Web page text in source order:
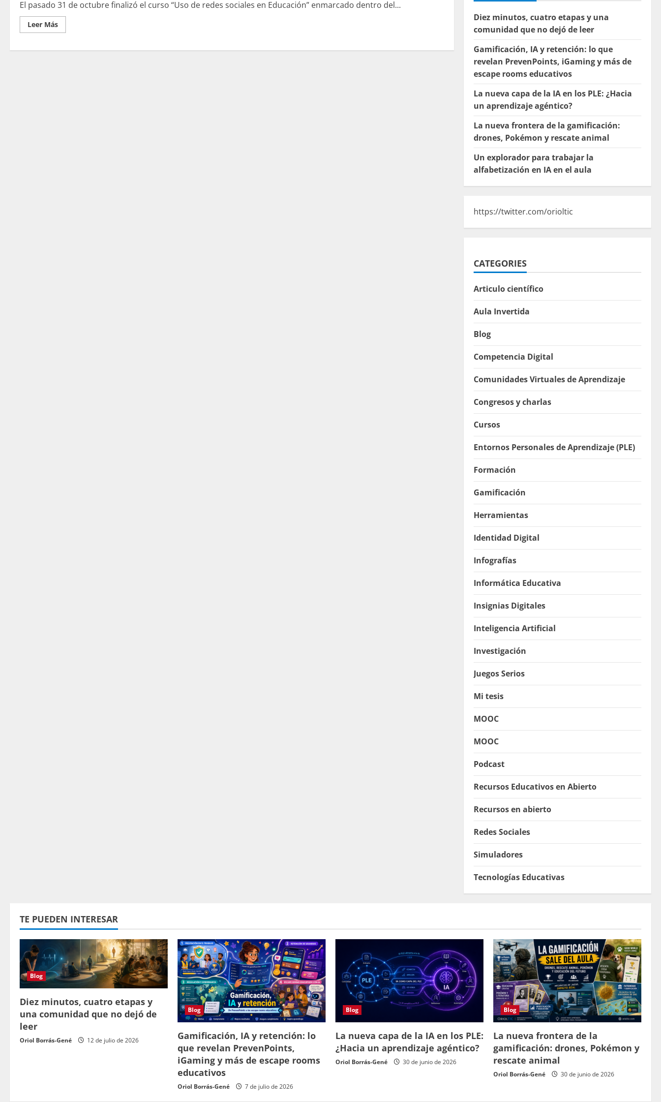
El pasado 31 de octubre finalizó el curso “Uso de redes sociales en Educación” enmarcado dentro del...
Leer MásLeer
más
Uso
Diez minutos, cuatro etapas y una
comunidad que no dejó de leer
Gamificación, IA y retención: lo que
revelan PrevenPoints, iGaming y más de
escape rooms educativos
La nueva capa de la IA en los PLE: ¿Hacia
un aprendizaje agéntico?
La nueva frontera de la gamificación:
drones, Pokémon y rescate animal
Un explorador para trabajar la
alfabetización en IA en el aula
https://twitter.com/orioltic
CATEGORIES
Articulo científico
Aula Invertida
Blog
Competencia Digital
Comunidades Virtuales de Aprendizaje
Congresos y charlas
Cursos
Entornos Personales de Aprendizaje (PLE)
Formación
Gamificación
Herramientas
Identidad Digital
Infografías
Informática Educativa
Insignias Digitales
Inteligencia Artificial
Investigación
Juegos Serios
Mi tesis
MOOC
MOOC
Podcast
Recursos Educativos en Abierto
Recursos en abierto
Redes Sociales
Simuladores
Tecnologías Educativas
TE PUEDEN INTERESAR
Blog
Diez minutos, cuatro etapas y
una comunidad que no dejó de
leer
Oriol Borrás-Gené 12 de julio de 2026
Blog
Gamificación, IA y retención: lo
que revelan PrevenPoints,
iGaming y más de escape rooms
educativos
Oriol Borrás-Gené 7 de julio de 2026
Blog
La nueva capa de la IA en los PLE:
¿Hacia un aprendizaje agéntico?
Oriol Borrás-Gené 30 de junio de 2026
Blog
La nueva frontera de la
gamificación: drones, Pokémon y
rescate animal
Oriol Borrás-Gené 30 de junio de 2026